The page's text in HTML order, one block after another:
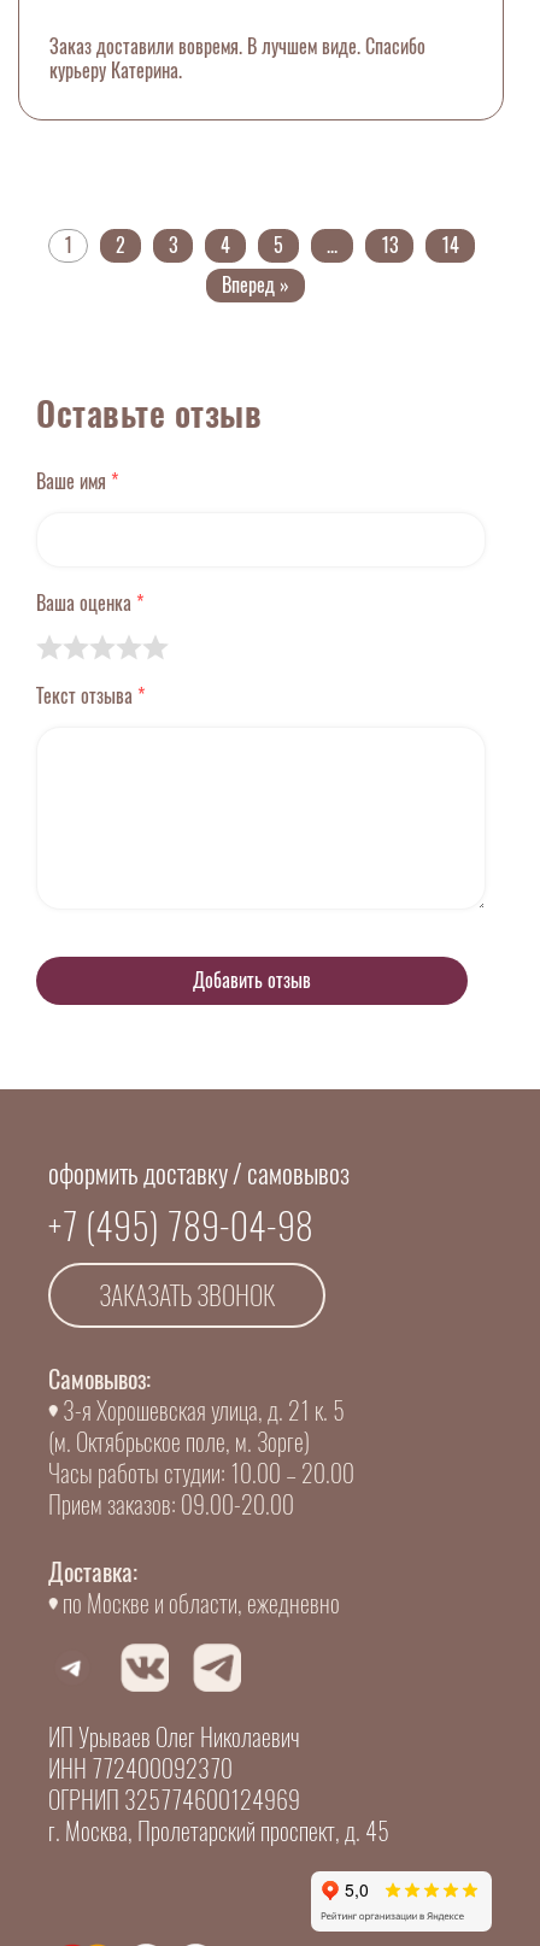
Заказ доставили вовремя. В лучшем виде. Спасибо
курьеру Катерина.
1 2 3 4 5 ... 13
14
Вперед »
Оставьте отзыв
Ваше имя *
Ваша оценка *
Текст отзыва *
оформить доставку / самовывоз
+7 (495) 789-04-98
ЗАКАЗАТЬ ЗВОНОК
Самовывоз:
3-я Хорошевская улица, д. 21 к. 5
(м. Октябрьское поле, м. Зорге)
Часы работы студии: 10.00 – 20.00
Прием заказов: 09.00-20.00
Доставка:
по Москве и области, ежедневно
ИП Урываев Олег Николаевич
ИНН 772400092370
ОГРНИП 325774600124969
г. Москва, Пролетарский проспект, д. 45